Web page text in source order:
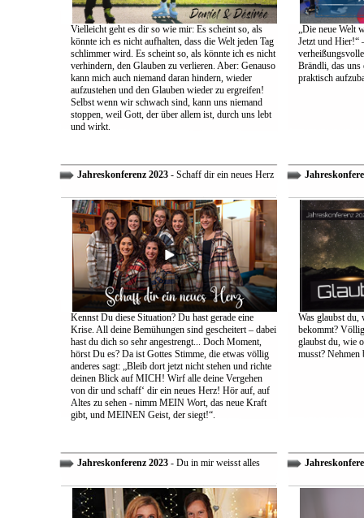
Vielleicht geht es dir so wie mir: Es scheint so, als
könnte ich es nicht aufhalten, dass die Welt jeden Tag
schlimmer wird. Es scheint so, als könnte ich es nicht
verhindern, den Glauben zu verlieren. Aber: Genauso
kann mich auch niemand daran hindern, wieder
aufzustehen und den Glauben wieder zu ergreifen!
Selbst wenn wir schwach sind, kann uns niemand
stoppen, weil Gott, der über allem ist, durch uns lebt
und wirkt.
„Die neue Welt
Jetzt und Hier!“
Brändli, das uns
praktisch
Jahreskonferenz 2023- Schaff dir ein neues Herz
Kennst Du diese Situation? Du hast gerade eine
Krise. All deine Bemühungen sind gescheitert – dabei
hast du dich so sehr angestrengt... Doch Moment,
hörst Du es? Da ist Gottes Stimme, die etwas völlig
anderes sagt: „Bleib dort jetzt nicht stehen und richte
deinen Blick auf MICH! Wirf alle deine Vergehen
von dir und schaff‘ dir ein neues Herz! Hör auf, auf
Altes zu sehen - nimm MEIN Wort, das neue Kraft
gibt, und MEINEN Geist, der siegt!“.
Was glaubst du,
bekommt?
glaubst du, wie
musst? Nehmen
Jahreskonferenz 2023- Du in mir weisst alles